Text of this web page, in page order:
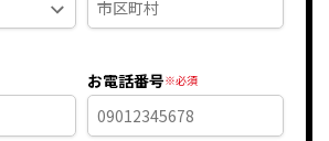
お電話番号